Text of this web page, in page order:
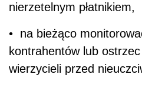
nierzetelnym płatnikiem,
• na bieżąco
kontrahentów lub
wierzycieli przed